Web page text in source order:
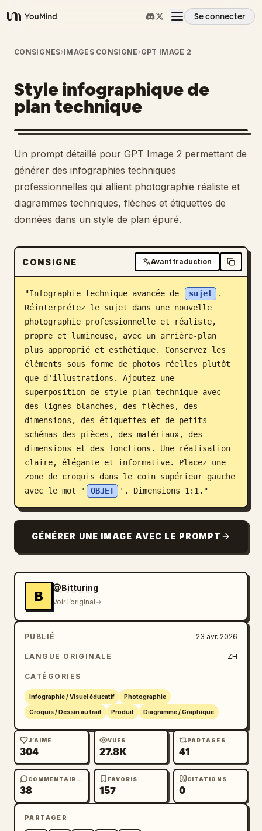
YouMind
Se connecter
Aperçu
Cas d'usage
Compétences
Invites
Tarifs
Blog
Mises à jour
CONSIGNES›IMAGES CONSIGNE ›GPT IMAGE 2
Style infographique de
plan technique
Un prompt détaillé pour GPT Image 2 permettant de
générer des infographies techniques
professionnelles qui allient photographie réaliste et
diagrammes techniques, flèches et étiquettes de
données dans un style de plan épuré.
CONSIGNE Avant traduction
"Infographie technique avancée de sujet
.
Réinterprétez le sujet dans une nouvelle
photographie professionnelle et réaliste,
propre et lumineuse, avec un arrière-plan
plus approprié et esthétique. Conservez les
éléments sous forme de photos réelles plutôt
que d'illustrations. Ajoutez une
superposition de style plan technique avec
des lignes blanches, des flèches, des
dimensions, des étiquettes et de petits
schémas des pièces, des matériaux, des
dimensions et des fonctions. Une réalisation
claire, élégante et informative. Placez une
zone de croquis dans le coin supérieur gauche
avec le mot '
OBJET '. Dimensions 1:1."
GÉNÉRER UNE IMAGE AVEC LE PROMPT
B
@Bitturing
Voir l’original
PUBLIÉ 23 avr. 2026
LANGUE ORIGINALE ZH
CATÉGORIES
Infographie / Visuel éducatif Photographie
Croquis / Dessin au trait Produit Diagramme / Graphique
J’AIME
304
VUES
27.8K
PARTAGES
41
COMMENTAIRES
38
FAVORIS
157
CITATIONS
0
PARTAGER